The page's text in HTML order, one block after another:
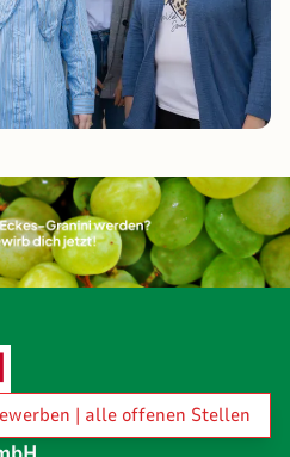
| alle offenen Stellen